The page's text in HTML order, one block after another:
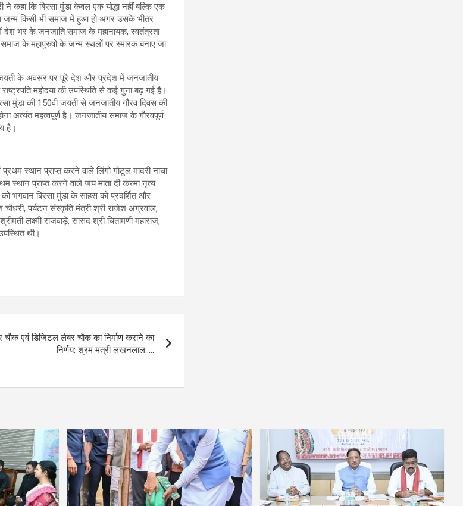
कहा कि बिरसा मुंडा केवल एक योद्धा नहीं बल्कि एक
जन्म किसी भी समाज में हुआ हो अगर उसके भीतर
भर के जनजाति समाज के महानायक, स्वतंत्रता
समाज के महापुरुषों के जन्म स्थलों पर स्मारक बनाए जा
जयंती के अवसर पर पूरे देश और प्रदेश में जनजातीय
महोदया की उपस्थिति से कई गुना बढ़ गई है।
मुंडा की 150वीं जयंती से जनजातीय गौरव दिवस की
अत्यंत महत्वपूर्ण है। जनजातीय समाज के गौरवपूर्ण
है।
स्थान प्राप्त करने वाले लिंगो गोटूल मांदरी नाचा
स्थान प्राप्त करने वाले जय माता दी करमा नृत्य
को भगवान बिरसा मुंडा के साहस को प्रदर्शित और
पर्यटन संस्कृति मंत्री श्री राजेश अग्रवाल,
लक्ष्मी राजवाड़े, सांसद श्री चिंतामणी महाराज,
थी।
चौक एवं डिजिटल लेबर चौक का निर्माण कराने का
निर्णय: श्रम मंत्री लखनलाल…..